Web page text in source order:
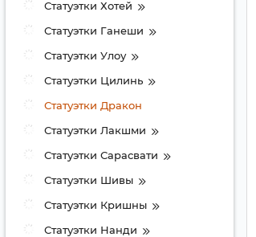
Статуэтки Хотей
Статуэтки Ганеши
Статуэтки Улоу
Статуэтки Цилинь
Статуэтки Дракон
Статуэтки Лакшми
Статуэтки Сарасвати
Статуэтки Шивы
Статуэтки Кришны
Статуэтки Нанди